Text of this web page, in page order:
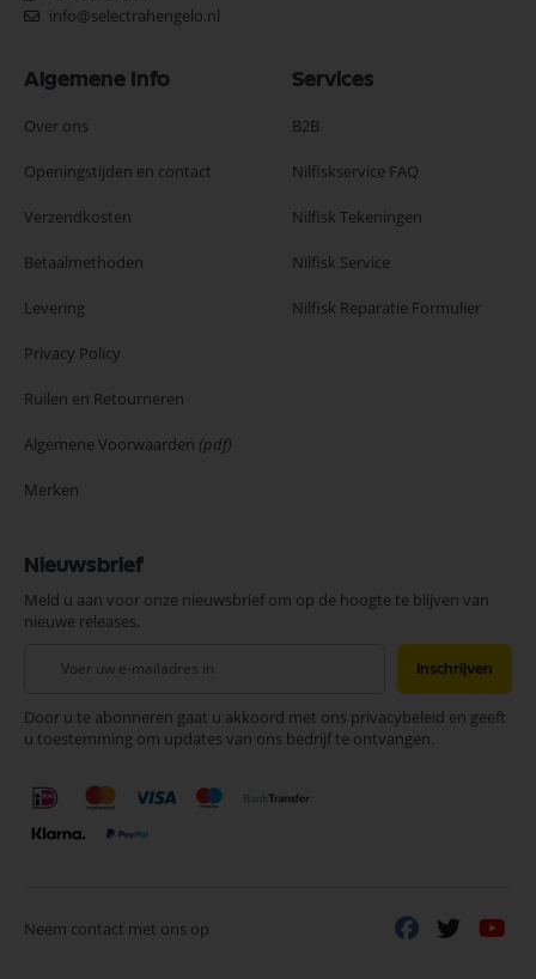
info@selectrahengelo.nl
Algemene Info
Over ons
Openingstijden en contact
Verzendkosten
Betaalmethoden
Levering
Privacy Policy
Ruilen en Retourneren
Algemene Voorwaarden (pdf)
Merken
Services
B2B
Nilfiskservice FAQ
Nilfisk Tekeningen
Nilfisk Service
Nilfisk Reparatie Formulier
Nieuwsbrief
Meld u aan voor onze nieuwsbrief om op de hoogte te blijven van
nieuwe releases.
onze
nieuwsbrief
Inschrijven
Door u te abonneren gaat u akkoord met ons privacybeleid en geeft
u toestemming om updates van ons bedrijf te ontvangen.
Neem contact met ons op